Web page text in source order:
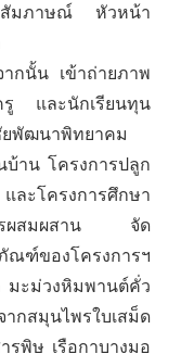
มภาษณ์ หัวหน้า
กนั้น เข้าถ่ายภาพ
และนักเรียนทุน
ยพัฒนาพิทยาคม
บ้าน โครงการปลูก
ละโครงการศึกษา
ตรผสมผสาน จัด
ฑ์ของโครงการฯ
มะม่วงหิมพานต์คั่ว
กสมุนไพรใบเสม็ด
รพิษ เรือกาบางมอ